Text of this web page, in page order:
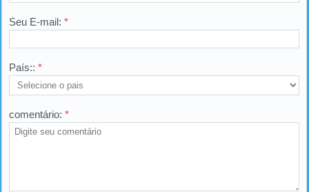
Seu E-mail: *
País:: *
comentário: *